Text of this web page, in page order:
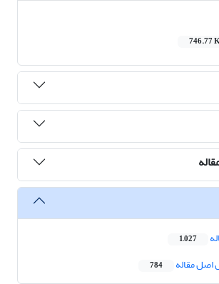
746.77
1,027
اصل مقاله 784